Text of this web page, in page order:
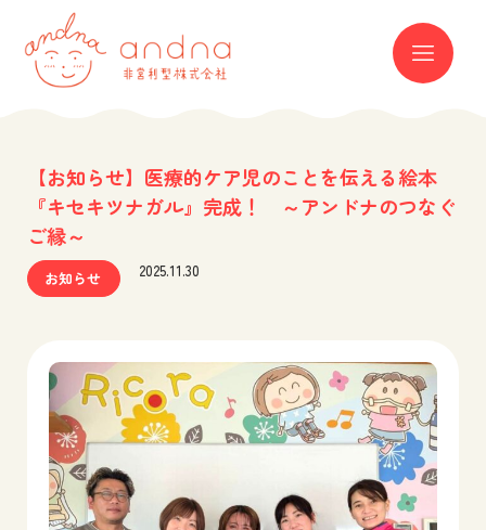
【お知らせ】医療的ケア児のことを伝える絵本
『キセキツナガル』完成！ ～アンドナのつなぐ
ご縁～
お知らせ 2025.11.30